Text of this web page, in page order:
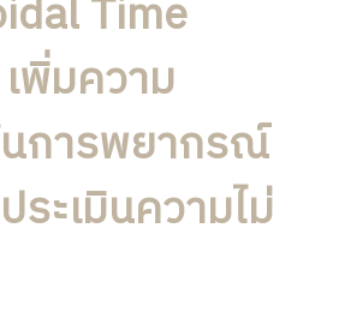
Time
พิ่มความ
การพยากรณ์
ระเมินความไม่